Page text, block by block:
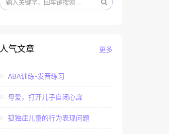
更多
人气文章
ABA训练-发音练习
母爱，打开儿子自闭心扉
孤独症儿童的行为表现问题